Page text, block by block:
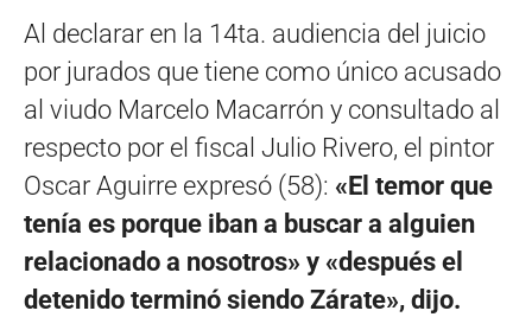
Al declarar en la 14ta. audiencia del juicio
por jurados que tiene como único acusado
al viudo Marcelo Macarrón y consultado al
respecto por el fiscal Julio Rivero, el pintor
Oscar Aguirre expresó (58): «El temor que
tenía es porque iban a buscar a alguien
relacionado a nosotros» y «después el
detenido terminó siendo Zárate», dijo.